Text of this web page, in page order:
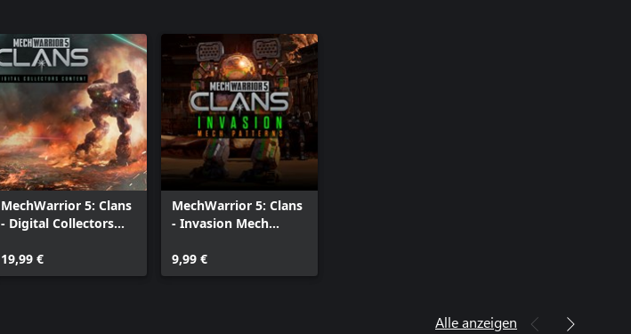
MechWarrior 5: Clans
- Digital Collectors
19,99 €
MechWarrior 5: Clans
- Invasion Mech
9,99 €
Alle anzeigen